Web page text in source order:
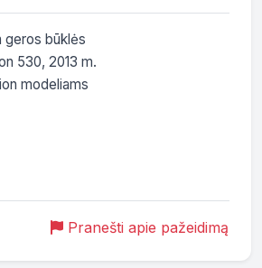
geros būklės
530, 2013 m.
modeliams
Pranešti apie pažeidimą